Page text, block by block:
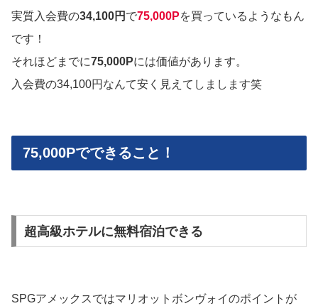
実質入会費の34,100円 で75,000Pを買っているようなもん
です！
それほどまでに75,000Pには価値があります。
入会費の34,100円なんて安く見えてしまします笑
75,000Pでできること！
超高級ホテルに無料宿泊できる
SPGアメックスではマリオットボンヴォイのポイントが